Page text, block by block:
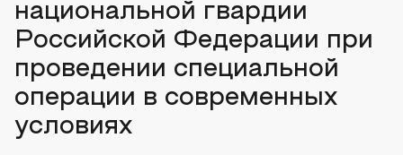
национальной гвардии
Российской Федерации при
проведении специальной
операции в современных
условиях